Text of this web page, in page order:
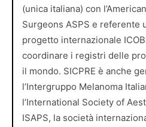
(unica italiana) con
Surgeons ASPS e referente
progetto internazionale
coordinare i registri delle
il mondo. SICPRE è anche
l’Intergruppo Melanoma
l’International Society of
ISAPS, la società